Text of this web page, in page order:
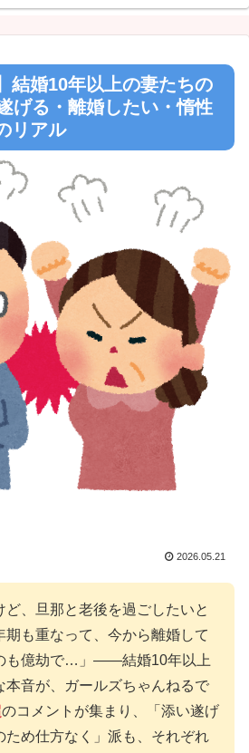
結婚10年以上の妻たちの
げる・離婚したい・惰性
リアル
2026.05.21
ど、旦那と老後を過ごしたいと
期も重なって、今から離婚して
も億劫で…」——結婚10年以上
本音が、ガールズちゃんねるで
のコメントが集まり、「添い遂げ
ため仕方なく」派も、それぞれ